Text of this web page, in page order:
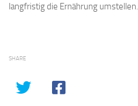
langfristig die Ernährung umstellen.
SHARE